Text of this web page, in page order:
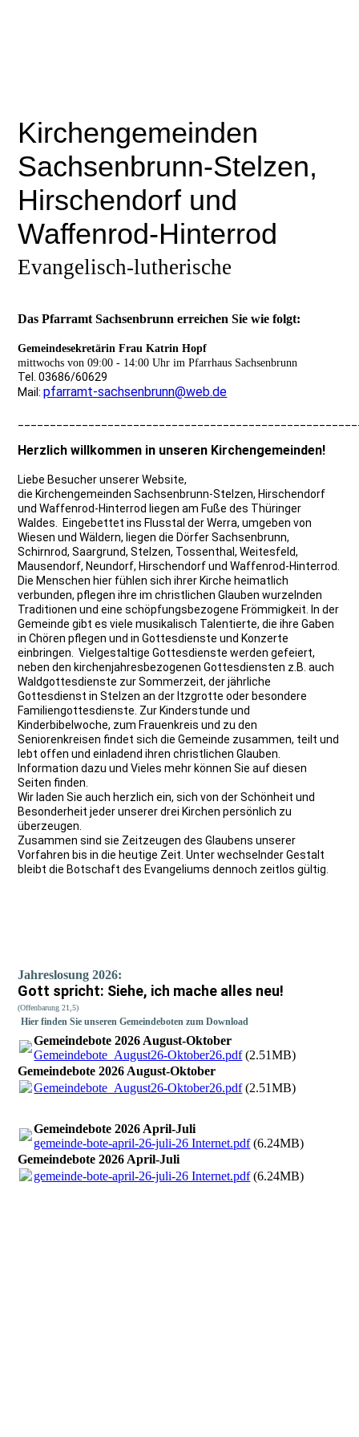
Kirchengemeinden
Sachsenbrunn-Stelzen,
Hirschendorf und
Waffenrod-Hinterrod
Evangelisch-lutherische
Das Pfarramt Sachsenbrunn erreichen Sie wie folgt:
Gemeindesekretärin Frau Katrin Hopf
mittwochs von 09:00 - 14:00 Uhr im Pfarrhaus Sachsenbrunn
Tel. 03686/60629
Mail:pfarramt-sachsenbrunn@web.de
Herzlich willkommen in unseren Kirchengemeinden!
Liebe Besucher unserer Website,
die Kirchengemeinden Sachsenbrunn-Stelzen, Hirschendorf
und Waffenrod-Hinterrod liegen am Fuße des Thüringer
Waldes. Eingebettet ins Flusstal der Werra, umgeben von
Wiesen und Wäldern, liegen die Dörfer Sachsenbrunn,
Schirnrod, Saargrund, Stelzen, Tossenthal, Weitesfeld,
Mausendorf, Neundorf, Hirschendorf und Waffenrod-Hinterrod.
Die Menschen hier fühlen sich ihrer Kirche heimatlich
verbunden, pflegen ihre im christlichen Glauben wurzelnden
Traditionen und eine schöpfungsbezogene Frömmigkeit. In der
Gemeinde gibt es viele musikalisch Talentierte, die ihre Gaben
in Chören pflegen und in Gottesdienste und Konzerte
einbringen. Vielgestaltige Gottesdienste werden gefeiert,
neben den kirchenjahresbezogenen Gottesdiensten z.B. auch
Waldgottesdienste zur Sommerzeit, der jährliche
Gottesdienst in Stelzen an der Itzgrotte oder besondere
Familiengottesdienste. Zur Kinderstunde und
Kinderbibelwoche, zum Frauenkreis und zu den
Seniorenkreisen findet sich die Gemeinde zusammen, teilt und
lebt offen und einladend ihren christlichen Glauben.
Information dazu und Vieles mehr können Sie auf diesen
Seiten finden.
Wir laden Sie auch herzlich ein, sich von der Schönheit und
Besonderheit jeder unserer drei Kirchen persönlich zu
überzeugen.
Zusammen sind sie Zeitzeugen des Glaubens unserer
Vorfahren bis in die heutige Zeit. Unter wechselnder Gestalt
bleibt die Botschaft des Evangeliums dennoch zeitlos gültig.
Jahreslosung 2026:
Gott spricht: Siehe, ich mache alles neu!
(Offenbarung 21,5)
Hier finden Sie unseren Gemeindeboten zum Download
Gemeindebote 2026 August-Oktober
Gemeindebote_August26-Oktober26.pdf(2.51MB)
Gemeindebote 2026 August-Oktober
Gemeindebote_August26-Oktober26.pdf(2.51MB)
Gemeindebote 2026 April-Juli
gemeinde-bote-april-26-juli-26 Internet.pdf(6.24MB)
Gemeindebote 2026 April-Juli
gemeinde-bote-april-26-juli-26 Internet.pdf(6.24MB)